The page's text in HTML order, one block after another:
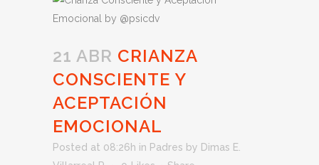
21 ABR CRIANZA
CONSCIENTE Y
ACEPTACIÓN
EMOCIONAL
Posted at 08:26h in Padres by Dimas E.